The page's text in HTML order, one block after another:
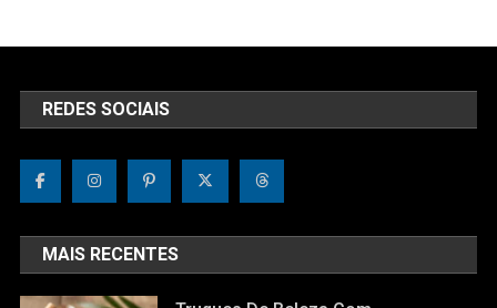
REDES SOCIAIS
MAIS RECENTES